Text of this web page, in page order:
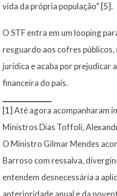
vida da própria população” [5].
O STF entra em um looping
resguardo aos cofres
jurídica e acaba por prejudicar
financeira do país.
[1] Até agora acompanharam
Ministros Dias Toffoli,
O Ministro Gilmar Mendes
Barroso com ressalva,
entendem desnecessária a
anterioridade anual e da